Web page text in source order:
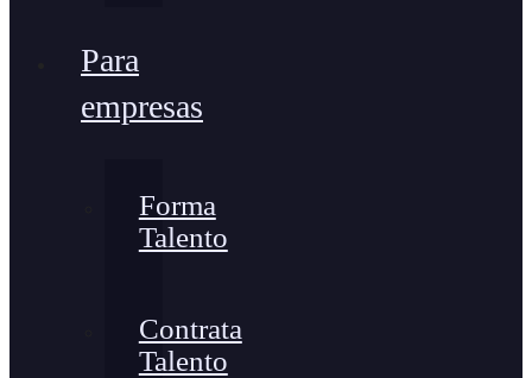
Para
empresas
Forma
Talento
Contrata
Talento